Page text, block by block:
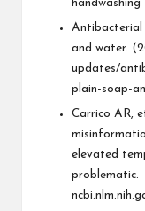
handwashing
Antibacterial
and water.
updates/
plain-soap-
Carrico AR,
elevated
problematic.